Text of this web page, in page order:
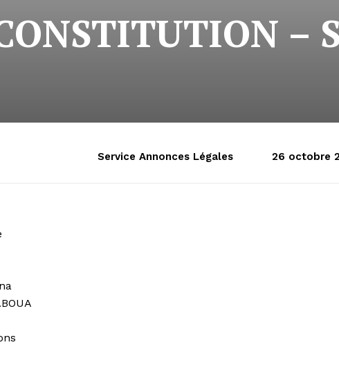
–
Service Annonces Légales 26 octobre